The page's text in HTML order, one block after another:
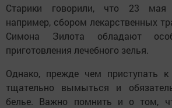
Старики говорили, что 23 мая
например, сбором лекарственных
Симона Зилота обладают
приготовления лечебного зелья.
Однако, прежде чем приступать
тщательно вымыться и
белье. Важно помнить и о том,